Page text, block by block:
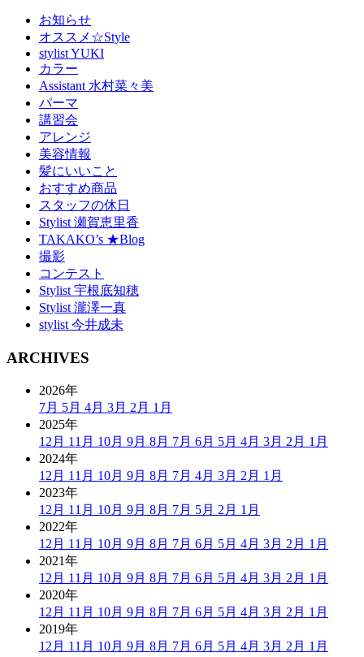
お知らせ
オススメ☆Style
stylist YUKI
カラー
Assistant 水村菜々美
パーマ
講習会
アレンジ
美容情報
髪にいいこと
おすすめ商品
スタッフの休日
Stylist 瀬賀恵里香
TAKAKO’s ★Blog
撮影
コンテスト
Stylist 宇根底知穂
Stylist 瀧澤一真
stylist 今井成未
ARCHIVES
2026年
7月 5月 4月 3月 2月 1月
2025年
12月 11月 10月 9月 8月 7月 6月 5月 4月 3月 2月 1月
2024年
12月 11月 10月 9月 8月 7月 4月 3月 2月 1月
2023年
12月 11月 10月 9月 8月 7月 5月 2月 1月
2022年
12月 11月 10月 9月 8月 7月 6月 5月 4月 3月 2月 1月
2021年
12月 11月 10月 9月 8月 7月 6月 5月 4月 3月 2月 1月
2020年
12月 11月 10月 9月 8月 7月 6月 5月 4月 3月 2月 1月
2019年
12月 11月 10月 9月 8月 7月 6月 5月 4月 3月 2月 1月